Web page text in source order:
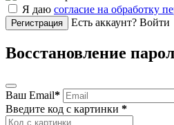
Я даю согласие на обработку
Регистрация Есть аккаунт? Войти
Восстановление
Ваш Email*
Введите код с картинки *